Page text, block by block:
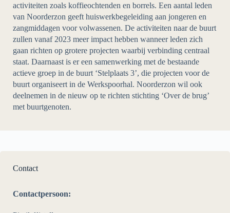
activiteiten zoals koffieochtenden en borrels. Een aantal leden
van Noorderzon geeft huiswerkbegeleiding aan jongeren en
zangmiddagen voor volwassenen. De activiteiten naar de buurt
zullen vanaf 2023 meer impact hebben wanneer leden zich
gaan richten op grotere projecten waarbij verbinding centraal
staat. Daarnaast is er een samenwerking met de bestaande
actieve groep in de buurt ‘Stelplaats 3’, die projecten voor de
buurt organiseert in de Werkspoorhal. Noorderzon wil ook
deelnemen in de nieuw op te richten stichting ‘Over de brug’
met buurtgenoten.
Contact
Contactpersoon: